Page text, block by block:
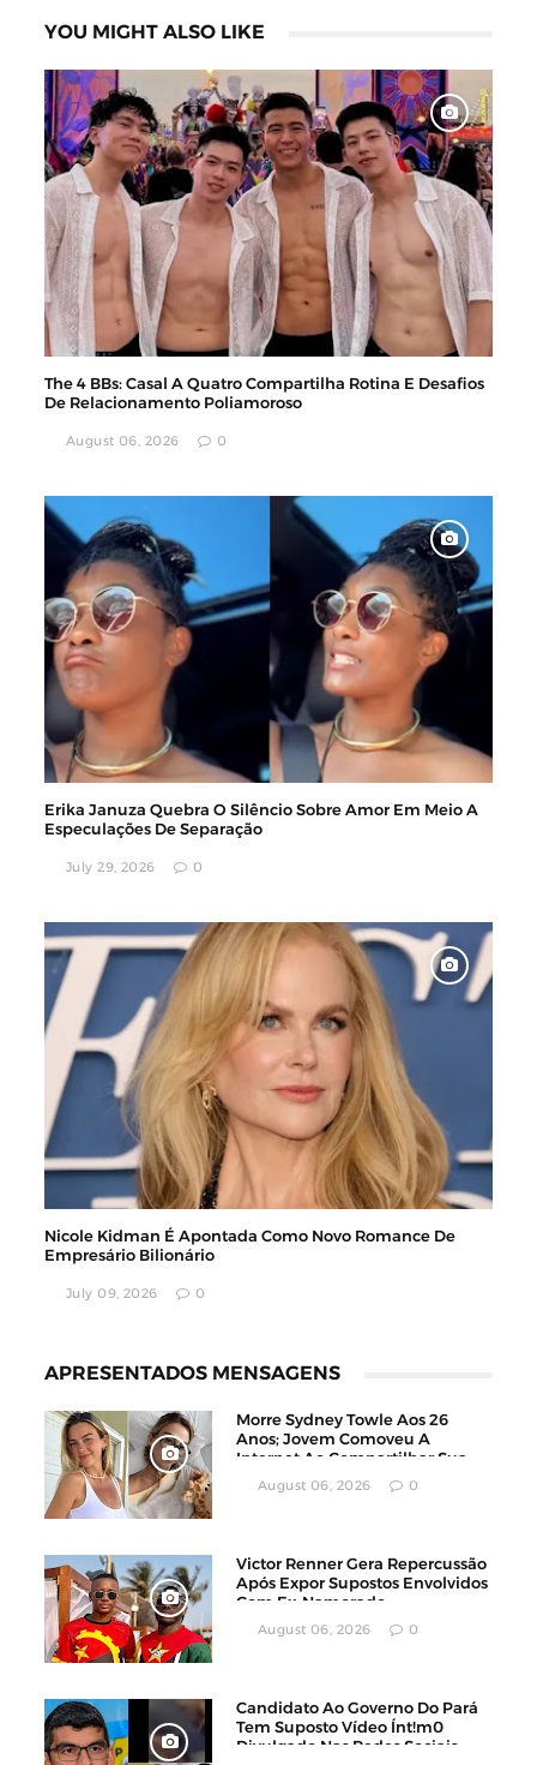
YOU MIGHT ALSO LIKE
The 4 BBs: Casal A Quatro Compartilha Rotina E Desafios
De Relacionamento Poliamoroso
August 06, 2026 0
Erika Januza Quebra O Silêncio Sobre Amor Em Meio A
Especulações De Separação
July 29, 2026 0
Nicole Kidman É Apontada Como Novo Romance De
Empresário Bilionário
July 09, 2026 0
APRESENTADOS MENSAGENS
Morre Sydney Towle Aos 26
Anos; Jovem Comoveu A
Internet Ao Compartilhar Sua
Luta Contra O Câncer
August 06, 2026 0
Victor Renner Gera Repercussão
Após Expor Supostos Envolvidos
Com Ex-Namorado
August 06, 2026 0
Candidato Ao Governo Do Pará
Tem Suposto Vídeo Ínt!m0
Divulgado Nas Redes Sociais